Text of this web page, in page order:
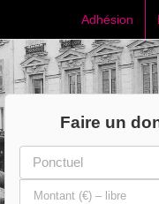
Adhésion
Faire un